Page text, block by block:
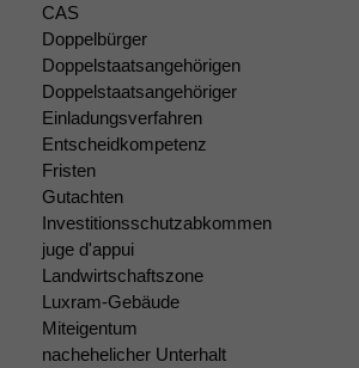
CAS
Doppelbürger
Doppelstaatsangehörigen
Doppelstaatsangehöriger
Einladungsverfahren
Entscheidkompetenz
Fristen
Gutachten
Investitionsschutzabkommen
juge d'appui
Landwirtschaftszone
Luxram-Gebäude
Miteigentum
nachehelicher Unterhalt